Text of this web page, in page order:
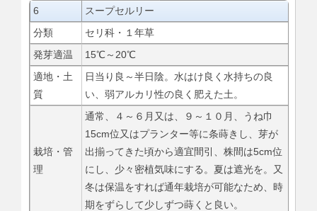
6
スープセルリー
分類
セリ科・１年草
発芽適温
15℃～20℃
適地・土
質
日当り良～半日陰。水はけ良く水持ちの良
い、弱アルカリ性の良く肥えた土。
栽培・管
理
通常、４～６月又は、９～１０月、うね巾
15cm位又はプランター等に条蒔きし、芽が
出揃ってきた頃から適宜間引、株間は5cm位
にし、少々密植気味にする。夏は遮光を。又
冬は保温をすれば通年栽培が可能なため、時
期をずらして少しずつ蒔くと良い。